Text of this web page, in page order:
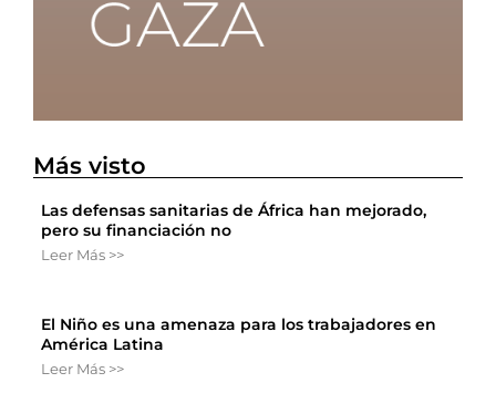
Más visto
Las defensas sanitarias de África han mejorado,
pero su financiación no
Leer Más >>
El Niño es una amenaza para los trabajadores en
América Latina
Leer Más >>